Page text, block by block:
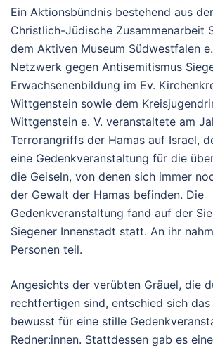
Ein Aktionsbündnis bestehend aus
Christlich-Jüdische Zusammenarbeit
dem Aktiven Museum Südwestfalen
Netzwerk gegen Antisemitismus
Erwachsenenbildung im Ev.
Wittgenstein sowie dem
Wittgenstein e. V. veranstaltete am
Terrorangriffs der Hamas auf Israel,
eine Gedenkveranstaltung für die
die Geiseln, von denen sich immer
der Gewalt der Hamas befinden. Die
Gedenkveranstaltung fand auf der
Siegener Innenstadt statt. An ihr
Personen teil.
Angesichts der verübten Gräuel, die
rechtfertigen sind, entschied sich
bewusst für eine stille
Redner:innen. Stattdessen gab es